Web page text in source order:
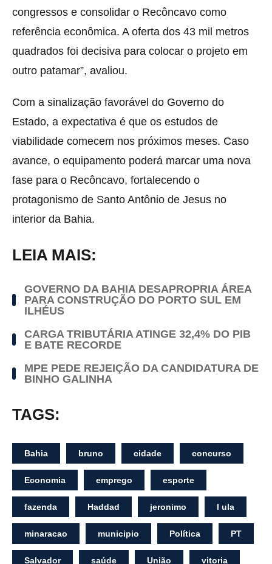
congressos e consolidar o Recôncavo como
referência econômica. A oferta dos 43 mil metros
quadrados foi decisiva para colocar o projeto em
outro patamar”, avaliou.
Com a sinalização favorável do Governo do
Estado, a expectativa é que os estudos de
viabilidade comecem nos próximos meses. Caso
avance, o equipamento poderá marcar uma nova
fase para o Recôncavo, fortalecendo o
protagonismo de Santo Antônio de Jesus no
interior da Bahia.
LEIA MAIS:
GOVERNO DA BAHIA DESAPROPRIA ÁREA
PARA CONSTRUÇÃO DO PORTO SUL EM
ILHÉUS
CARGA TRIBUTÁRIA ATINGE 32,4% DO PIB
E BATE RECORDE
MPE PEDE REJEIÇÃO DA CANDIDATURA DE
BINHO GALINHA
TAGS:
Bahia bruno cidade concurso
Economia emprego esporte
fazenda Haddad jeronimo l ula
minaracao municipio Política PT
Salvador saúde União vitoria